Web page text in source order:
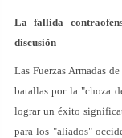
La fallida
discusión
Las Fuerzas Armadas
batallas por la "choza
lograr un éxito
para los "aliados"